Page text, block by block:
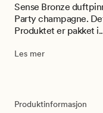
Sense Bronze
Party champagne.
Produktet er pakket
Les mer
Produktinformasjon